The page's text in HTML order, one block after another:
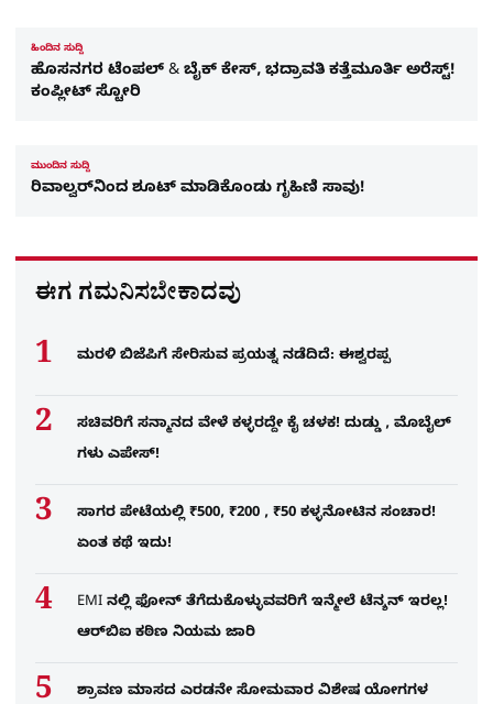
ಹಿಂದಿನ ಸುದ್ದಿ
ಹೊಸನಗರ ಟೆಂಪಲ್ & ಬೈಕ್​ ಕೇಸ್​, ಭದ್ರಾವತಿ ಕತ್ತೆಮೂರ್ತಿ ಅರೆಸ್ಟ್!
ಕಂಪ್ಲೀಟ್ ಸ್ಟೋರಿ
ಮುಂದಿನ ಸುದ್ದಿ
ರಿವಾಲ್ವರ್​ನಿಂದ ಶೂಟ್ ಮಾಡಿಕೊಂಡು ಗೃಹಿಣಿ ಸಾವು!
ಈಗ ಗಮನಿಸಬೇಕಾದವು
ಮರಳಿ ಬಿಜೆಪಿಗೆ ಸೇರಿಸುವ ಪ್ರಯತ್ನ ನಡೆದಿದೆ: ಈಶ್ವರಪ್ಪ
ಸಚಿವರಿಗೆ ಸನ್ಮಾನದ ವೇಳೆ ಕಳ್ಳರದ್ದೇ ಕೈ ಚಳಕ! ದುಡ್ಡು , ಮೊಬೈಲ್​
ಗಳು ಎಪೇಸ್!
ಸಾಗರ ಪೇಟೆಯಲ್ಲಿ ₹500, ₹200 , ₹50 ಕಳ್ಳನೋಟಿನ ಸಂಚಾರ!
ಏಂತ ಕಥೆ ಇದು!
EMI ನಲ್ಲಿ ಫೋನ್​ ತೆಗೆದುಕೊಳ್ಳುವವರಿಗೆ ಇನ್ಮೇಲೆ ಟೆನ್ಶನ್​ ಇರಲ್ಲ!
ಆರ್‌ಬಿಐ ಕಠಿಣ ನಿಯಮ ಜಾರಿ
ಶ್ರಾವಣ ಮಾಸದ ಎರಡನೇ ಸೋಮವಾರ ವಿಶೇಷ ಯೋಗಗಳ